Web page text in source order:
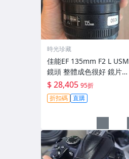
時光珍藏
佳能EF 135mm F2 L USM
鏡頭 整體成色很好 鏡片完
美無劃痕 功能一切正常 無
拆修無-3430
$ 28,405 95折
折扣碼 直購